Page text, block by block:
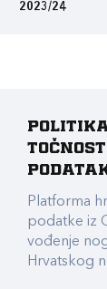
2023/24
Platforma
podatke iz
vođenje
Hrvatskog